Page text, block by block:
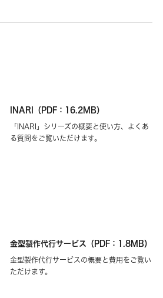
INARI（PDF：16.2MB）
「INARI」シリーズの概要と使い方、よくあ
る質問をご覧いただけます。
金型製作代行サービス（PDF：1.8MB）
金型製作代行サービスの概要と費用をご覧い
ただけます。